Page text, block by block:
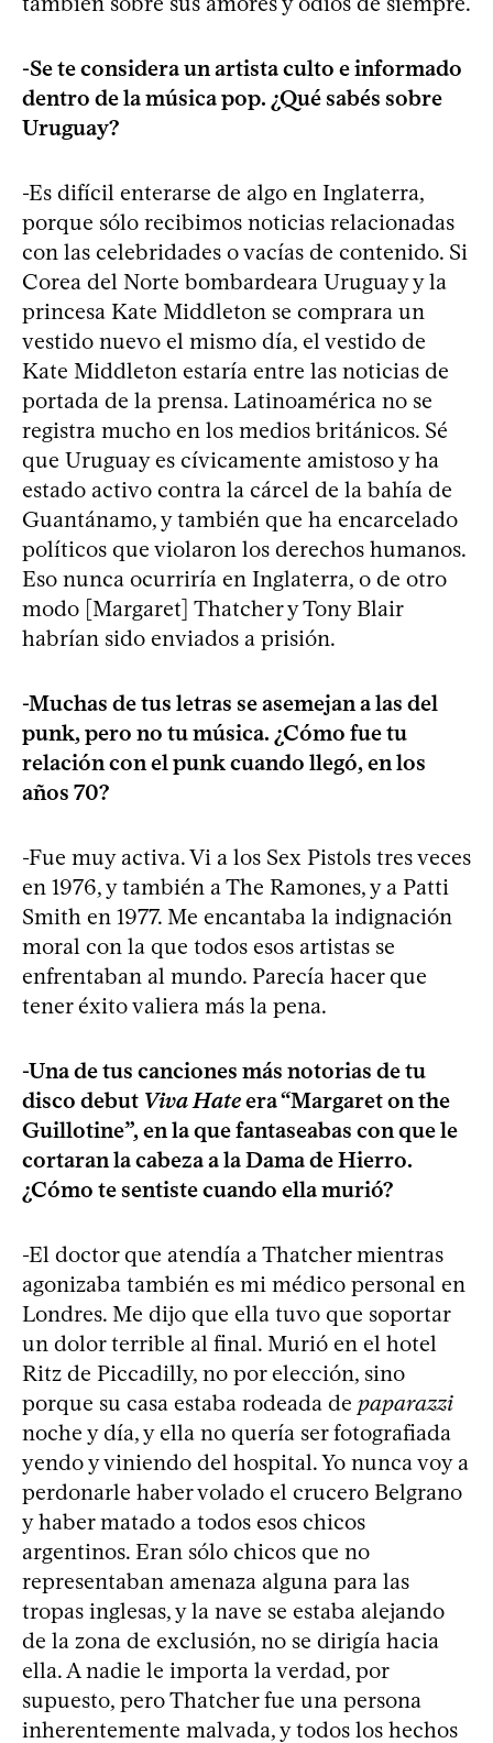
-Se te considera un artista culto e informado
dentro de la música pop. ¿Qué sabés sobre
Uruguay?
-Es difícil enterarse de algo en Inglaterra,
porque sólo recibimos noticias relacionadas
con las celebridades o vacías de contenido. Si
Corea del Norte bombardeara Uruguay y la
princesa Kate Middleton se comprara un
vestido nuevo el mismo día, el vestido de
Kate Middleton estaría entre las noticias de
portada de la prensa. Latinoamérica no se
registra mucho en los medios británicos. Sé
que Uruguay es cívicamente amistoso y ha
estado activo contra la cárcel de la bahía de
Guantánamo, y también que ha encarcelado
políticos que violaron los derechos humanos.
Eso nunca ocurriría en Inglaterra, o de otro
modo [Margaret] Thatcher y Tony Blair
habrían sido enviados a prisión.
-Muchas de tus letras se asemejan a las del
punk, pero no tu música. ¿Cómo fue tu
relación con el punk cuando llegó, en los
años 70?
-Fue muy activa. Vi a los Sex Pistols tres veces
en 1976, y también a The Ramones, y a Patti
Smith en 1977. Me encantaba la indignación
moral con la que todos esos artistas se
enfrentaban al mundo. Parecía hacer que
tener éxito valiera más la pena.
-Una de tus canciones más notorias de tu
disco debut Viva Hateera “Margaret on the
Guillotine”, en la que fantaseabas con que le
cortaran la cabeza a la Dama de Hierro.
¿Cómo te sentiste cuando ella murió?
-El doctor que atendía a Thatcher mientras
agonizaba también es mi médico personal en
Londres. Me dijo que ella tuvo que soportar
un dolor terrible al final. Murió en el hotel
Ritz de Piccadilly, no por elección, sino
porque su casa estaba rodeada de paparazzi
noche y día, y ella no quería ser fotografiada
yendo y viniendo del hospital. Yo nunca voy a
perdonarle haber volado el crucero Belgrano
y haber matado a todos esos chicos
argentinos. Eran sólo chicos que no
representaban amenaza alguna para las
tropas inglesas, y la nave se estaba alejando
de la zona de exclusión, no se dirigía hacia
ella. A nadie le importa la verdad, por
supuesto, pero Thatcher fue una persona
inherentemente malvada, y todos los hechos